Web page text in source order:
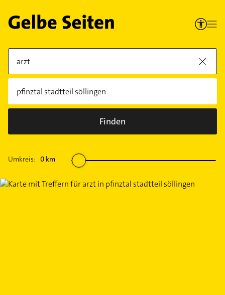
Finden
Umkreis: 0 km